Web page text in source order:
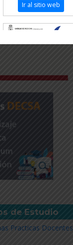
de Estudio
Practicas Docentes
Ir al sitio web
Revisar más